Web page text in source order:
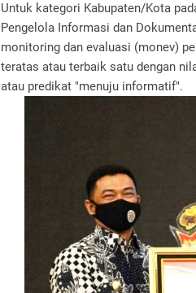
Untuk kategori Kabupaten/Kota
Pengelola Informasi dan
monitoring dan evaluasi (monev)
teratas atau terbaik satu dengan
atau predikat "menuju informatif".